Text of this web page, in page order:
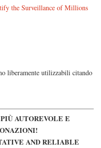
the Surveillance of Millions
liberamente utilizzabili citando
AUTOREVOLE E
AND RELIABLE